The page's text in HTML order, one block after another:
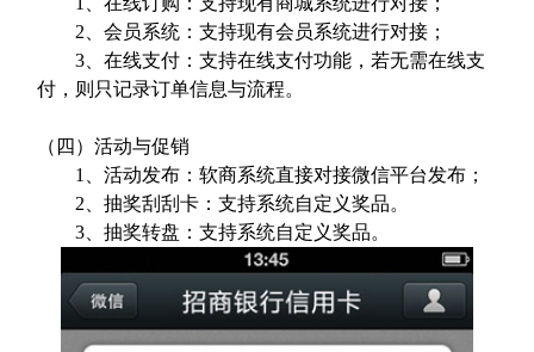
2 、会员系统：支持现有会员系统进行对接；
3 、在线支付：支持在线支付功能，若无需在线支
付，则只记录订单信息与流程。
（四）活动与促销
1
、活动发布：软商系统直接对接微信平台发布；
2 、抽奖刮刮卡：支持系统自定义奖品。
3 、抽奖转盘：支持系统自定义奖品。